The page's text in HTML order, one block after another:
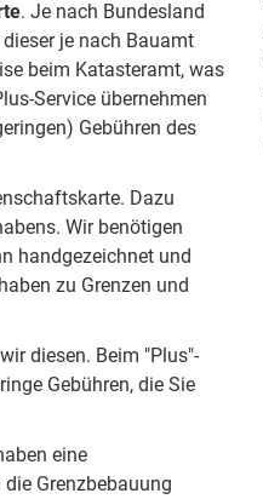
. Je nach Bundesland
je nach Bauamt
beim Katasteramt, was
Service übernehmen
Gebühren des
Dazu
Wir benötigen
handgezeichnet und
zu Grenzen und
diesen. Beim "Plus"-
Gebühren, die Sie
eine
Grenzbebauung